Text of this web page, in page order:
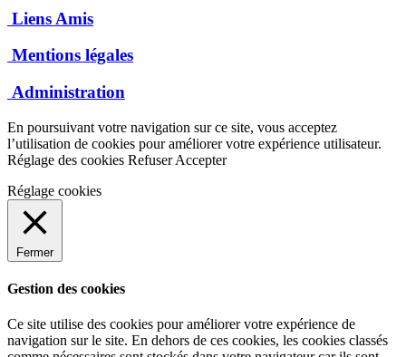
Liens Amis
Mentions légales
Administration
En poursuivant votre navigation sur ce site, vous acceptez
l’utilisation de cookies pour améliorer votre expérience utilisateur.
Réglage des cookies Refuser Accepter
Réglage cookies
Fermer
Gestion des cookies
Ce site utilise des cookies pour améliorer votre expérience de
navigation sur le site. En dehors de ces cookies, les cookies classés